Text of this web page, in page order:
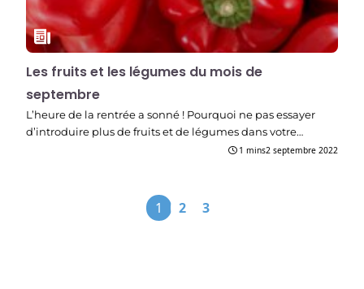
Les fruits et les légumes du mois de
septembre
L’heure de la rentrée a sonné ! Pourquoi ne pas essayer
d’introduire plus de fruits et de légumes dans votre…
1 mins2 septembre 2022
des
1 2 3